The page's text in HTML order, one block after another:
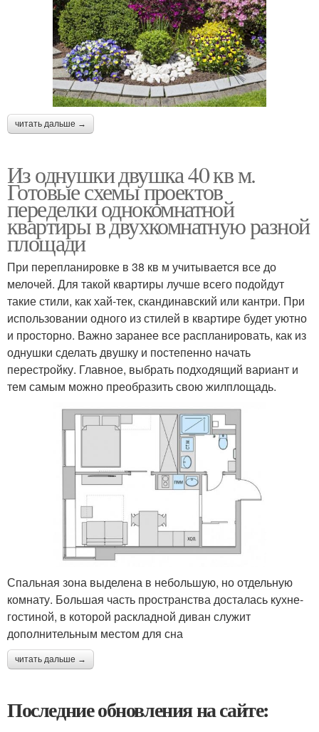
читать дальше →
Из однушки двушка 40 кв м.
Готовые схемы проектов
переделки однокомнатной
квартиры в двухкомнатную разной
площади
При перепланировке в 38 кв м учитывается все до
мелочей. Для такой квартиры лучше всего подойдут
такие стили, как хай-тек, скандинавский или кантри. При
использовании одного из стилей в квартире будет уютно
и просторно. Важно заранее все распланировать, как из
однушки сделать двушку и постепенно начать
перестройку. Главное, выбрать подходящий вариант и
тем самым можно преобразить свою жилплощадь.
Спальная зона выделена в небольшую, но отдельную
комнату. Большая часть пространства досталась кухне-
гостиной, в которой раскладной диван служит
дополнительным местом для сна
читать дальше →
Последние обновления на сайте: